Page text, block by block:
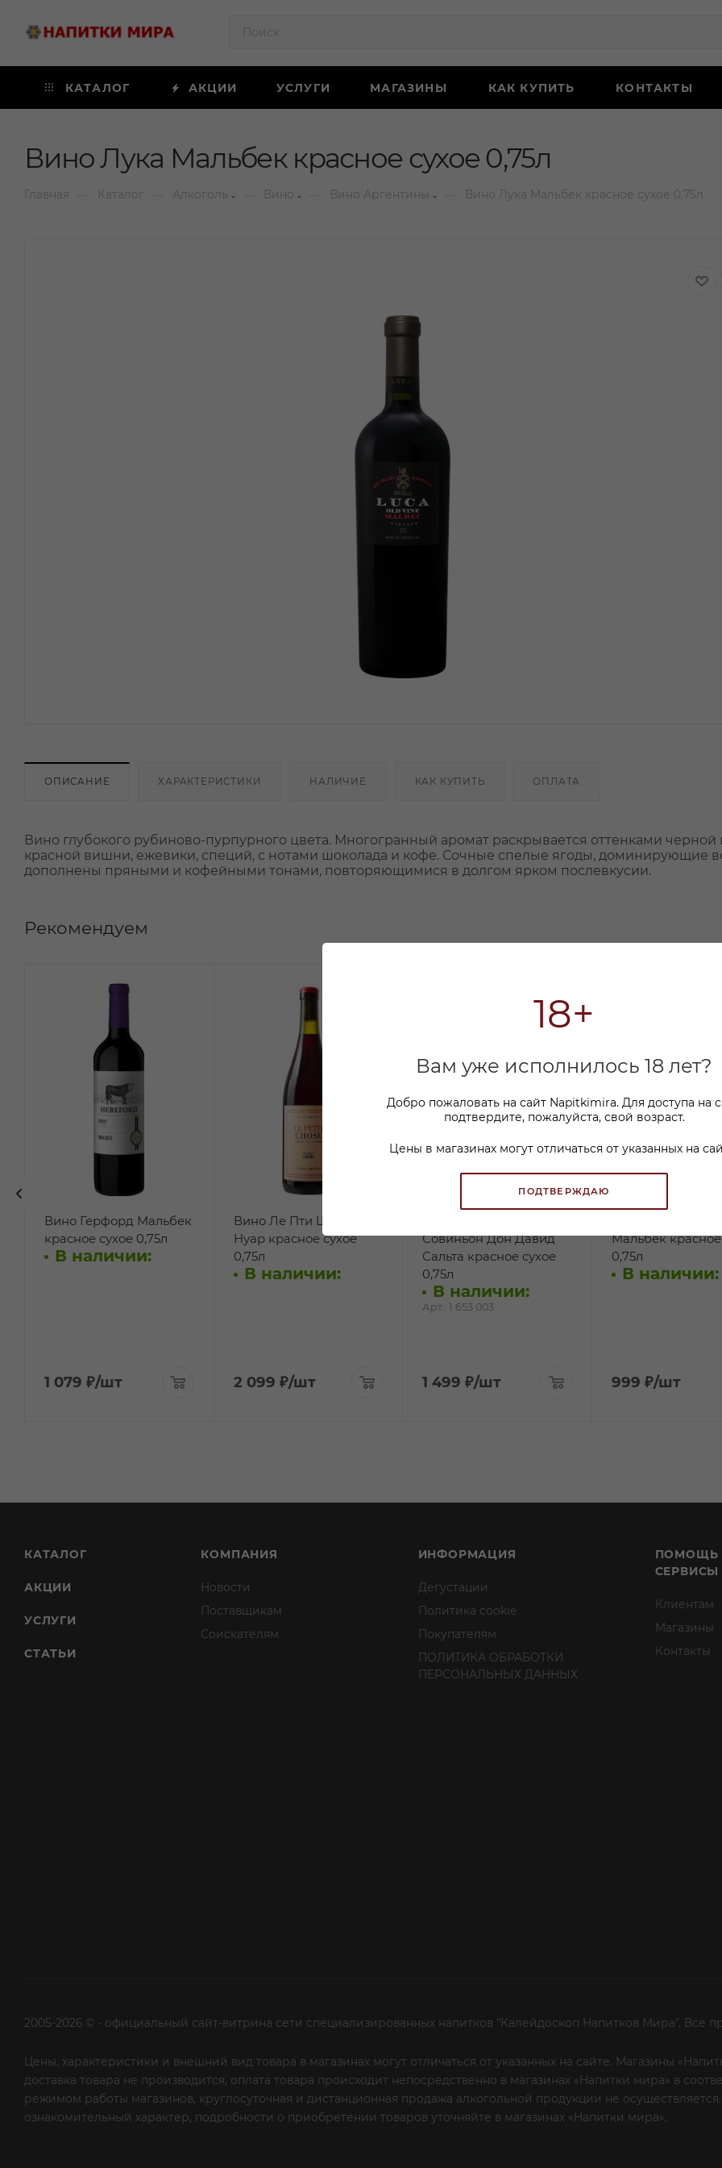
18+
Вам уже исполнилось 18 лет?
Добро пожаловать на сайт Napitkimira. Для доступа на
подтвердите, пожалуйста, свой возраст.
Цены в магазинах могут отличаться от указанных на
ПОДТВЕРЖДАЮ
КАТАЛОГ АКЦИИ УСЛУГИ МАГАЗИНЫ КАК КУПИТЬ КОНТАКТЫ
Вино Лука Мальбек красное сухое 0,75л
Главная Каталог Алкоголь Вино Вино Аргентины Вино Лука Мальбек красное сухое 0,75л
ОПИСАНИЕ ХАРАКТЕРИСТИКИ НАЛИЧИЕ КАК КУПИТЬ ОПЛАТА
Вино глубокого рубиново-пурпурного цвета. Многогранный аромат раскрывается оттенками черной
красной вишни, ежевики, специй, с нотами шоколада и кофе. Сочные спелые ягоды, доминирующие
дополнены пряными и кофейными тонами, повторяющимися в долгом ярком послевкусии.
Рекомендуем
Вино Герфорд Мальбек
красное сухое 0,75л
В наличии:
1 079 ₽/шт
Вино Ле Пти Шоз Пино
Нуар красное сухое
0,75л
В наличии:
2 099 ₽/шт
Совиньон Дон Давид
Сальта красное сухое
0,75л
В наличии:
Арт.: 1 653 003
1 499 ₽/шт
Мальбек красное
0,75л
В наличии:
999 ₽/шт
КАТАЛОГ
АКЦИИ
УСЛУГИ
СТАТЬИ
КОМПАНИЯ
Новости
Поставщикам
Соискателям
ИНФОРМАЦИЯ
Дегустации
Политика cookie
Покупателям
ПОЛИТИКА ОБРАБОТКИ
ПЕРСОНАЛЬНЫХ ДАННЫХ
ПОМОЩЬ
СЕРВИСЫ
Клиентам
Магазины
Контакты
2005-2026 © - официальный сайт-витрина сети специализированных напитков "Калейдоскоп Напитков Мира". Все
Цены, характеристики и внешний вид товара в магазинах могут отличаться от указанных на сайте. Магазины
доставка товара не производится, оплата товара происходит непосредственно в магазинах «Напитки мира» в
режимом работы магазинов, круглосуточная и дистанционная продажа алкогольной продукции не
ознакомительный характер, подробности о приобретении товаров уточняйте в магазинах «Напитки мира».